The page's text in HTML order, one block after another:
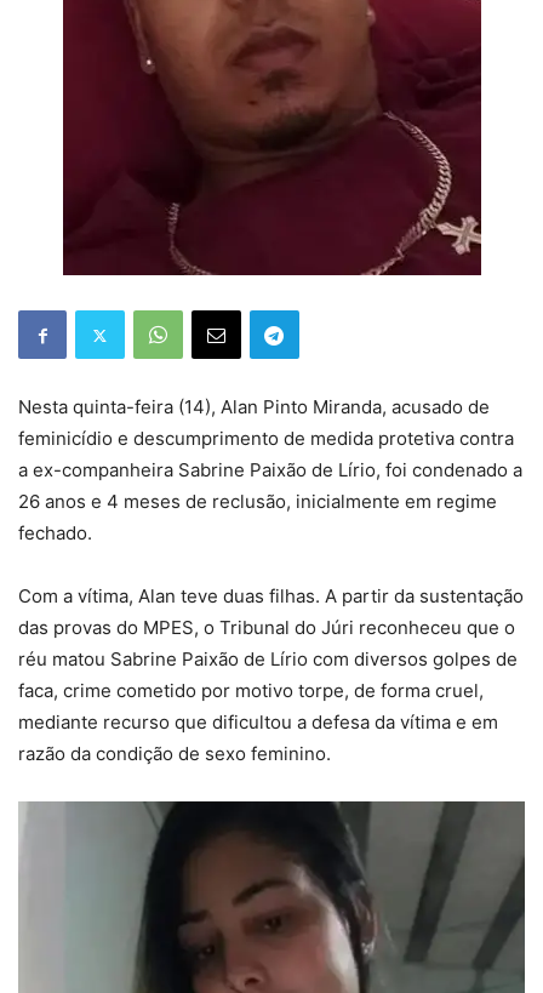
Nesta quinta-feira (14), Alan Pinto Miranda, acusado de
feminicídio e descumprimento de medida protetiva contra
a ex-companheira Sabrine Paixão de Lírio, foi condenado a
26 anos e 4 meses de reclusão, inicialmente em regime
fechado.
Com a vítima, Alan teve duas filhas. A partir da sustentação
das provas do MPES, o Tribunal do Júri reconheceu que o
réu matou Sabrine Paixão de Lírio com diversos golpes de
faca, crime cometido por motivo torpe, de forma cruel,
mediante recurso que dificultou a defesa da vítima e em
razão da condição de sexo feminino.